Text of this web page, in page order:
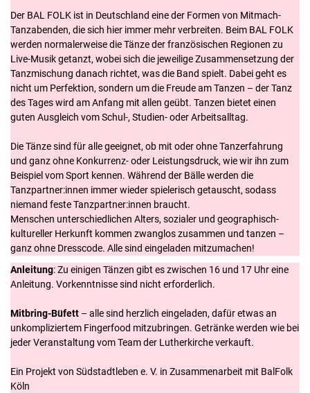
Der BAL FOLK ist in Deutschland eine der Formen von Mitmach-
Tanzabenden, die sich hier immer mehr verbreiten. Beim BAL FOLK
werden normalerweise die Tänze der französischen Regionen zu
Live-Musik getanzt, wobei sich die jeweilige Zusammensetzung der
Tanzmischung danach richtet, was die Band spielt. Dabei geht es
nicht um Perfektion, sondern um die Freude am Tanzen – der Tanz
des Tages wird am Anfang mit allen geübt. Tanzen bietet einen
guten Ausgleich vom Schul-, Studien- oder Arbeitsalltag.
Die Tänze sind für alle geeignet, ob mit oder ohne Tanzerfahrung
und ganz ohne Konkurrenz- oder Leistungsdruck, wie wir ihn zum
Beispiel vom Sport kennen. Während der Bälle werden die
Tanzpartner:innen immer wieder spielerisch getauscht, sodass
niemand feste Tanzpartner:innen braucht.
Menschen unterschiedlichen Alters, sozialer und geographisch-
kultureller Herkunft kommen zwanglos zusammen und tanzen –
ganz ohne Dresscode. Alle sind eingeladen mitzumachen!
Anleitung: Zu einigen Tänzen gibt es zwischen 16 und 17 Uhr eine
Anleitung. Vorkenntnisse sind nicht erforderlich.
Mitbring-Büfett – alle sind herzlich eingeladen, dafür etwas an
unkompliziertem Fingerfood mitzubringen. Getränke werden wie bei
jeder Veranstaltung vom Team der Lutherkirche verkauft.
Ein Projekt von Südstadtleben e. V. in Zusammenarbeit mit BalFolk
Köln